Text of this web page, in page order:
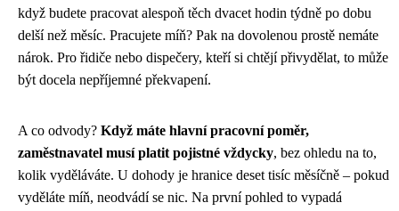
když budete pracovat alespoň těch dvacet hodin týdně po dobu
delší než měsíc. Pracujete míň? Pak na dovolenou prostě nemáte
nárok. Pro řidiče nebo dispečery, kteří si chtějí přivydělat, to může
být docela nepříjemné překvapení.
A co odvody? Když máte hlavní pracovní poměr,
zaměstnavatel musí platit pojistné vždycky, bez ohledu na to,
kolik vyděláváte. U dohody je hranice deset tisíc měsíčně – pokud
vyděláte míň, neodvádí se nic. Na první pohled to vypadá